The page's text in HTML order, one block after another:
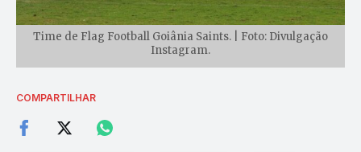
Time de Flag Football Goiânia Saints. | Foto: Divulgação
Instagram.
COMPARTILHAR